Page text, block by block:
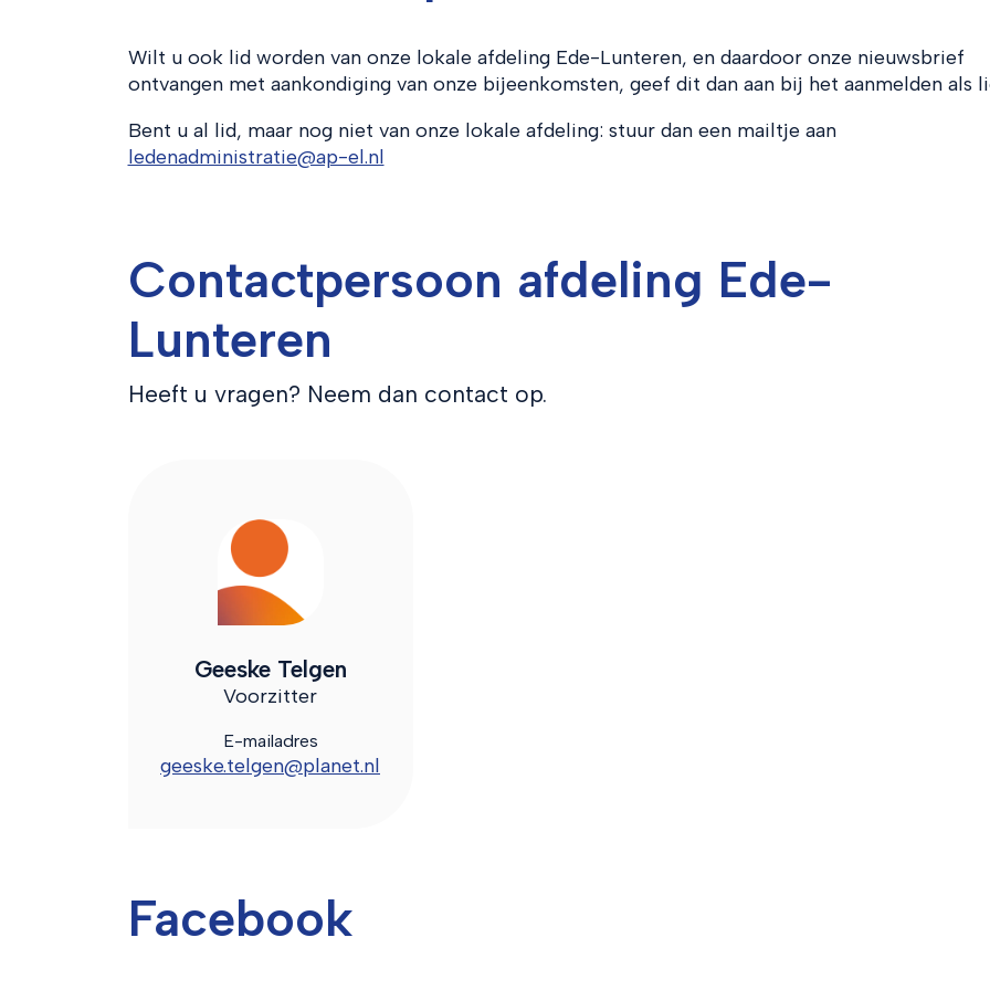
Wilt u ook lid worden van onze lokale afdeling Ede-Lunteren, en daardoor onze nieuwsbrief
ontvangen met aankondiging van onze bijeenkomsten, geef dit dan aan bij het aanmelden als
Bent u al lid, maar nog niet van onze lokale afdeling: stuur dan een mailtje aan
ledenadministratie@ap-el.nl
Contactpersoon afdeling Ede-
Lunteren
Heeft u vragen? Neem dan contact op.
Geeske Telgen
Voorzitter
E-mailadres
geeske.telgen@planet.nl
Facebook